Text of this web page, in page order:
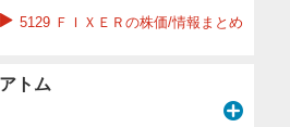
5129 ＦＩＸＥＲの株価/情報まとめ
トム